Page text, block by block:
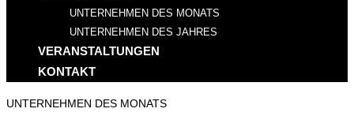
UNTERNEHMEN DES MONATS
UNTERNEHMEN DES JAHRES
VERANSTALTUNGEN
KONTAKT
UNTERNEHMEN DES MONATS